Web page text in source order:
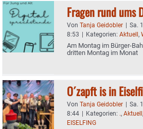
Fragen rund ums
Von Tanja Geidobler | Sa.
8:53 | Kategorien: Aktuell,
Am Montag im Bürger-
dritten Montag im Monat
O´zapft is in
Von Tanja Geidobler | Sa.
8:44 | Kategorien: ., Aktuell
EISELFING